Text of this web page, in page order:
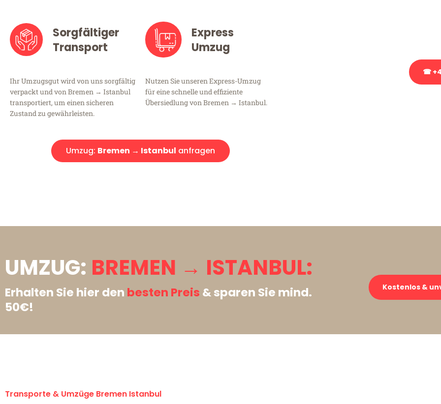
Sorgfältiger
Transport
Ihr Umzugsgut wird von uns sorgfältig
verpackt und von Bremen → Istanbul
transportiert, um einen sicheren
Zustand zu gewährleisten.
Express
Umzug
Nutzen Sie unseren Express-Umzug
für eine schnelle und effiziente
Übersiedlung von Bremen → Istanbul.
Umzug: Bremen → Istanbul anfragen
☎
UMZUG: BREMEN → ISTANBUL:
Erhalten Sie hier den besten Preis & sparen Sie mind.
50€!
Kostenlos &
Transporte & Umzüge Bremen Istanbul